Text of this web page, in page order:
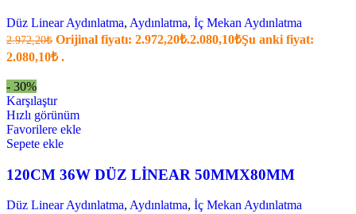
Düz Linear Aydınlatma, Aydınlatma, İç Mekan Aydınlatma
2.972,20₺ Orijinal fiyatı: 2.972,20₺.2.080,10₺Şu anki fiyat:
2.080,10₺ .
- 30%
Karşılaştır
Hızlı görünüm
Favorilere ekle
Sepete ekle
120CM 36W DÜZ LİNEAR 50MMX80MM
Düz Linear Aydınlatma, Aydınlatma, İç Mekan Aydınlatma